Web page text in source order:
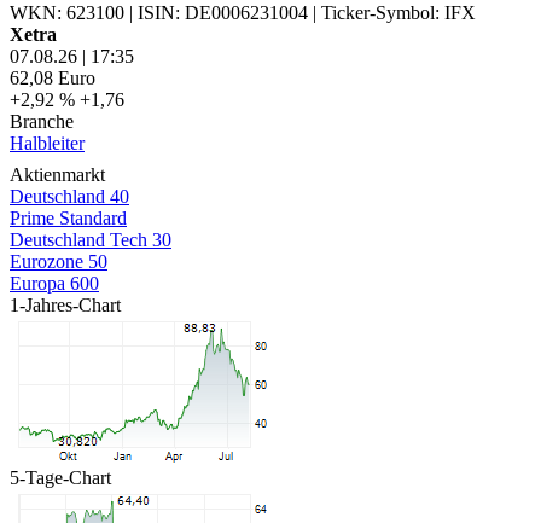
WKN: 623100 | ISIN: DE0006231004 | Ticker-Symbol: IFX
Xetra
07.08.26 | 17:35
62,08 Euro
+2,92 % +1,76
Branche
Halbleiter
Aktienmarkt
Deutschland 40
Prime Standard
Deutschland Tech 30
Eurozone 50
Europa 600
1-Jahres-Chart
5-Tage-Chart